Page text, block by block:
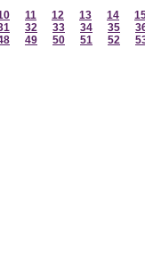
11 12 13 14
32 33 34 35
49 50 51 52